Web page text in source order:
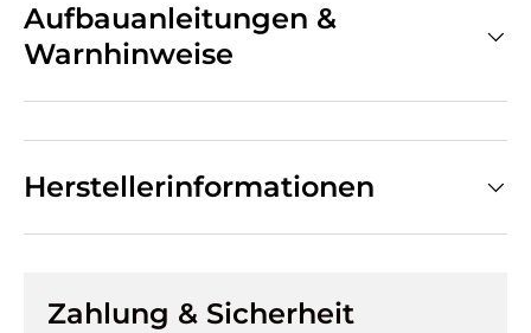
Aufbauanleitungen &
Warnhinweise
Herstellerinformationen
Zahlung & Sicherheit